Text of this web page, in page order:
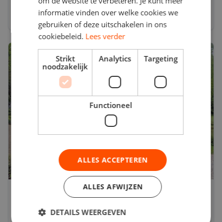
verandert, controle neemt toe en de gevolgen van
een onjuiste constructie kunnen groot zijn.
Chauffeur.nl neemt die onzekerheid volledig weg.
11 juni 2026 2 min
Industrie Nieuws
Waarom een CCV-D1 certificaat -alleen-
niet voldoende is voor een
informatie vinden over welke cookies we
gebruiken of deze uitschakelen in ons
cookiebeleid. Lees verder
Strikt
noodzakelijk
Analytics Targeting
Functioneel
ALLES ACCEPTEREN
ALLES AFWIJZEN
DETAILS WEERGEVEN